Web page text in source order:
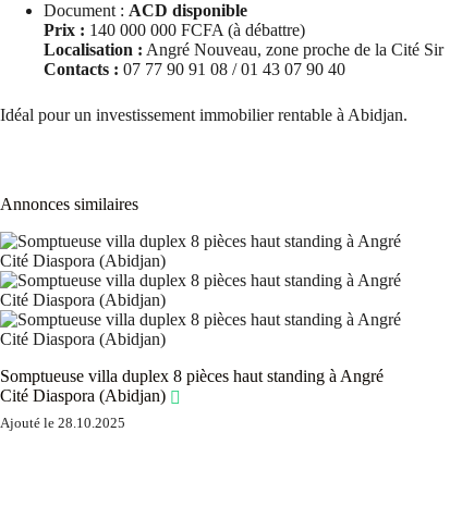
Document : ACD disponible
Prix : 140 000 000 FCFA (à débattre)
Localisation : Angré Nouveau, zone proche de la Cité Sir
Contacts : 07 77 90 91 08 / 01 43 07 90 40
Idéal pour un investissement immobilier rentable à Abidjan.
Annonces similaires
Somptueuse villa duplex 8 pièces haut standing à Angré
Cité Diaspora (Abidjan)
Ajouté le 28.10.2025